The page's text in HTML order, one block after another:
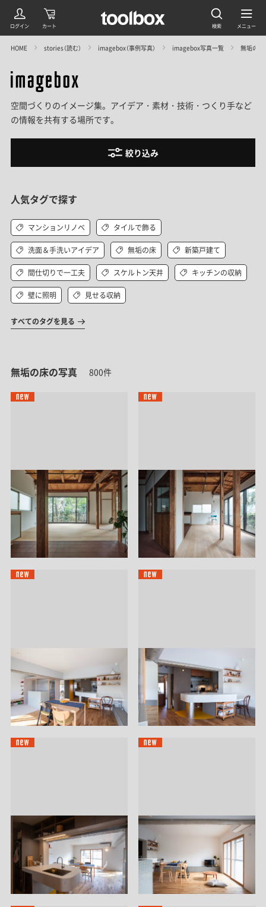
HOME stories（読む） imagebox（事例写真） imagebox写真一覧 無垢の床
空間づくりのイメージ集。アイデア・素材・技術・つくり手など
の情報を共有する場所です。
絞り込み
人気タグで探す
マンションリノベ タイルで飾る
洗面＆手洗いアイデア 無垢の床 新築戸建て
間仕切りで一工夫 スケルトン天井 キッチンの収納
壁に照明 見せる収納
すべてのタグを見る
無垢の床の写真 800件